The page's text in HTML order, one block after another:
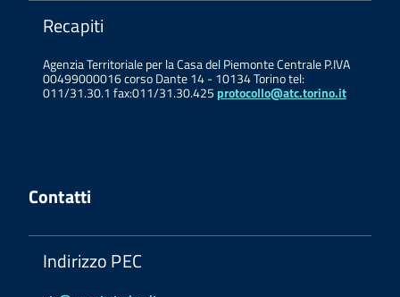
Recapiti
Agenzia Territoriale per la Casa del Piemonte Centrale P.IVA
00499000016 corso Dante 14 - 10134 Torino tel:
011/31.30.1 fax:011/31.30.425 protocollo@atc.torino.it
Contatti
Indirizzo PEC